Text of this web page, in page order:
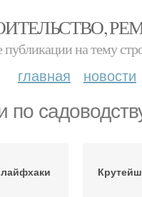
на тему
главная новости
по